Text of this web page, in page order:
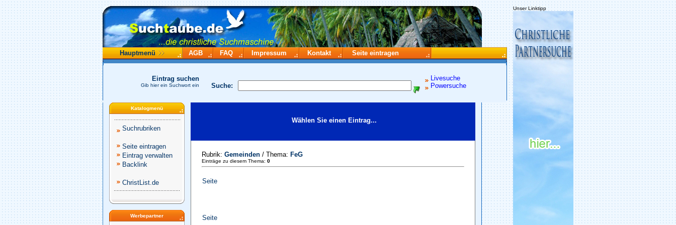
Unser Linktipp
Hauptmenü AGB FAQ Impressum Kontakt Seite eintragen
Suche:
Livesuche
Powersuche
Eintrag suchen
Gib hier ein Suchwort ein
Katalogmenü
Suchrubriken
Seite eintragen
Eintrag verwalten
Backlink
ChristList.de
Werbepartner
Wählen Sie einen Eintrag...
Rubrik: Gemeinden / Thema: FeG
Einträge zu diesem Thema: 0
Seite
Seite